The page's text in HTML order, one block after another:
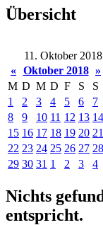
Übersicht
11. Oktober 2018
« Oktober 2018 »
M D M D F S
S
1
2 3 4 5 6
7
8
9 10 11 12 13 14
15 16 17 18 19 20 21
22 23 24 25 26 27 28
29 30 31 1 2 3 4
Nichts
entspricht.